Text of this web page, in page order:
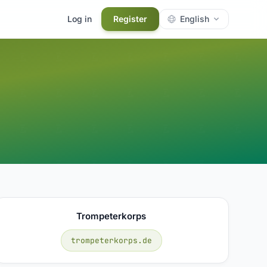
Log in Register English
Trompeterkorps
trompeterkorps.de